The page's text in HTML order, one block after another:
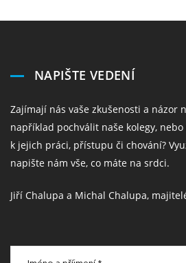
NAPIŠTE VEDENÍ
Zajímají nás vaše zkušenosti a názor
například pochválit naše kolegy,
k jejich práci, přístupu či chování?
napište nám vše, co máte na srdci.
Jiří Chalupa a Michal Chalupa,